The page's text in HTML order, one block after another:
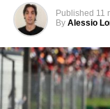
Published 11
By Alessio